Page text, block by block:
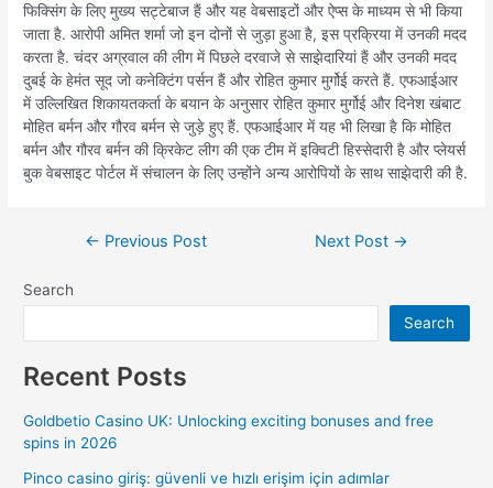
फिक्सिंग के लिए मुख्य सट्टेबाज हैं और यह वेबसाइटों और ऐप्स के माध्यम से भी किया
जाता है. आरोपी अमित शर्मा जो इन दोनों से जुड़ा हुआ है, इस प्रक्रिया में उनकी मदद
करता है. चंदर अग्रवाल की लीग में पिछले दरवाजे से साझेदारियां हैं और उनकी मदद
दुबई के हेमंत सूद जो कनेक्टिंग पर्सन हैं और रोहित कुमार मुर्गोई करते हैं. एफआईआर
में उल्लिखित शिकायतकर्ता के बयान के अनुसार रोहित कुमार मुर्गोई और दिनेश खंबाट
मोहित बर्मन और गौरव बर्मन से जुड़े हुए हैं. एफआईआर में यह भी लिखा है कि मोहित
बर्मन और गौरव बर्मन की क्रिकेट लीग की एक टीम में इक्विटी हिस्सेदारी है और प्लेयर्स
बुक वेबसाइट पोर्टल में संचालन के लिए उन्होंने अन्य आरोपियों के साथ साझेदारी की है.
← Previous Post Next Post →
Search
Search
Recent Posts
Goldbetio Casino UK: Unlocking exciting bonuses and free
spins in 2026
Pinco casino giriş: güvenli ve hızlı erişim için adımlar